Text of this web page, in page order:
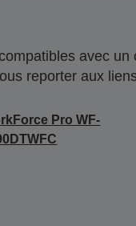
avec
reporter aux
Pro WF-